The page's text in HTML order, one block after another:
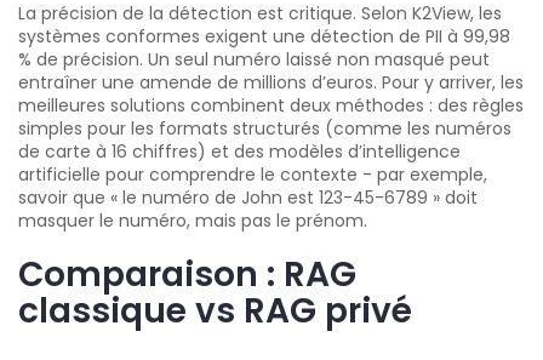
La précision de la détection est critique. Selon K2View, les
systèmes conformes exigent une détection de PII à 99,98
% de précision. Un seul numéro laissé non masqué peut
entraîner une amende de millions d’euros. Pour y arriver, les
meilleures solutions combinent deux méthodes : des règles
simples pour les formats structurés (comme les numéros
de carte à 16 chiffres) et des modèles d’intelligence
artificielle pour comprendre le contexte - par exemple,
savoir que « le numéro de John est 123-45-6789 » doit
masquer le numéro, mais pas le prénom.
Comparaison : RAG
classique vs RAG privé